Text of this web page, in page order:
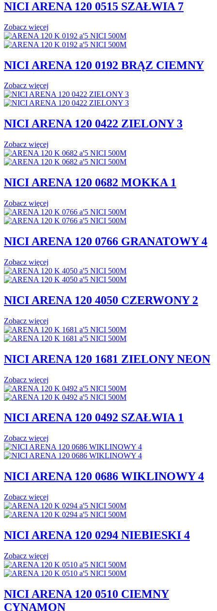
NICI ARENA 120 0515 SZAŁWIA 7
Zobacz więcej
NICI ARENA 120 0192 BRĄZ CIEMNY
Zobacz więcej
NICI ARENA 120 0422 ZIELONY 3
Zobacz więcej
NICI ARENA 120 0682 MOKKA 1
Zobacz więcej
NICI ARENA 120 0766 GRANATOWY 4
Zobacz więcej
NICI ARENA 120 4050 CZERWONY 2
Zobacz więcej
NICI ARENA 120 1681 ZIELONY NEON
Zobacz więcej
NICI ARENA 120 0492 SZAŁWIA 1
Zobacz więcej
NICI ARENA 120 0686 WIKLINOWY 4
Zobacz więcej
NICI ARENA 120 0294 NIEBIESKI 4
Zobacz więcej
NICI ARENA 120 0510 CIEMNY
CYNAMON